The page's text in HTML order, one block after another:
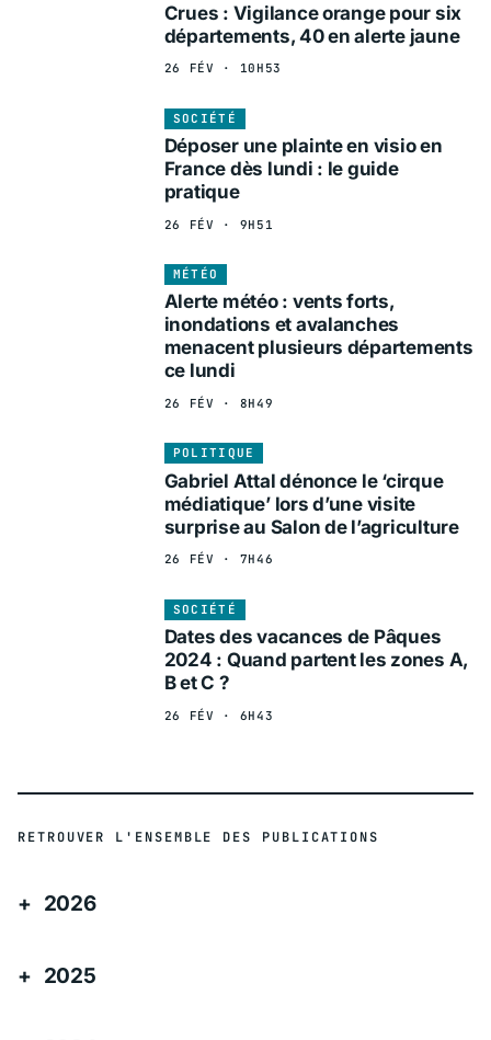
Crues : Vigilance orange pour six
départements, 40 en alerte jaune
26 FÉV · 10H53
SOCIÉTÉ
Déposer une plainte en visio en
France dès lundi : le guide
pratique
26 FÉV · 9H51
MÉTÉO
Alerte météo : vents forts,
inondations et avalanches
menacent plusieurs départements
ce lundi
26 FÉV · 8H49
POLITIQUE
Gabriel Attal dénonce le ‘cirque
médiatique’ lors d’une visite
surprise au Salon de l’agriculture
26 FÉV · 7H46
SOCIÉTÉ
Dates des vacances de Pâques
2024 : Quand partent les zones A,
B et C ?
26 FÉV · 6H43
RETROUVER L'ENSEMBLE DES PUBLICATIONS
2026
2025